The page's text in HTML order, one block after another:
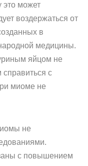
это может
воздержаться от
в
медицины.
яйцом не
с
миоме не
не
с повышением